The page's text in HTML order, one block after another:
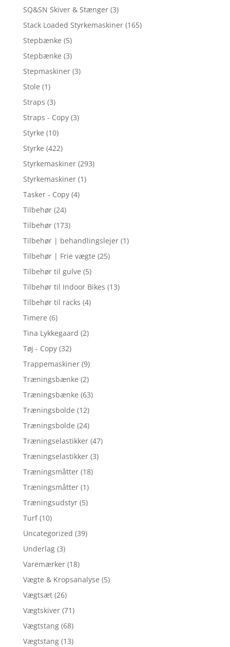
SQ&SN Skiver & Stænger (3)
Stack Loaded Styrkemaskiner (165)
Stepbænke (5)
Stepbænke (3)
Stepmaskiner (3)
Stole (1)
Straps (3)
Straps - Copy (3)
Styrke (10)
Styrke (422)
Styrkemaskiner (293)
Styrkemaskiner (1)
Tasker - Copy (4)
Tilbehør (24)
Tilbehør (173)
Tilbehør | behandlingslejer (1)
Tilbehør | Frie vægte (25)
Tilbehør til gulve (5)
Tilbehør til Indoor Bikes (13)
Tilbehør til racks (4)
Timere (6)
Tina Lykkegaard (2)
Tøj - Copy (32)
Trappemaskiner (9)
Træningsbænke (2)
Træningsbænke (63)
Træningsbolde (12)
Træningsbolde (24)
Træningselastikker (47)
Træningselastikker (3)
Træningsmåtter (18)
Træningsmåtter (1)
Træningsudstyr (5)
Turf (10)
Uncategorized (39)
Underlag (3)
Varemærker (18)
Vægte & Kropsanalyse (5)
Vægtsæt (26)
Vægtskiver (71)
Vægtstang (68)
Vægtstang (13)